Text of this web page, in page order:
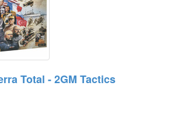
Total - 2GM Tactics